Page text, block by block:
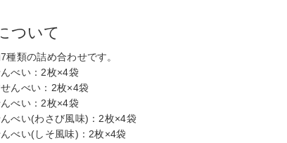
ついて
種類の詰め合わせです。
んべい：2枚×4袋
せんべい：2枚×4袋
んべい：2枚×4袋
んべい(わさび風味)：2枚×4袋
んべい(しそ風味)：2枚×4袋